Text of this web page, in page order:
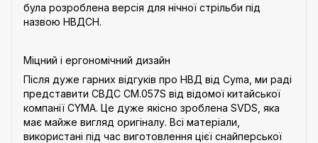
була розроблена версія для нічної стрільби під
назвою НВДСН.
Міцний і ергономічний дизайн
Після дуже гарних відгуків про НВД від Cyma, ми раді
представити СВДС CM.057S від відомої китайської
компанії CYMA. Це дуже якісно зроблена SVDS, яка
має майже вигляд оригіналу. Всі матеріали,
використані під час виготовлення цієї снайперської